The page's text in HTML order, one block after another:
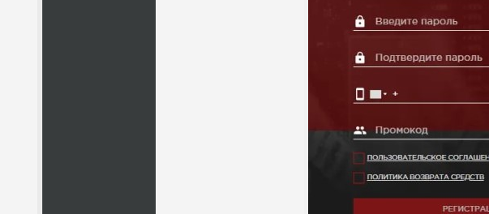
ЛЮБИТЕЛЯМ
СРЕДНИ
ПОДОЙДЕТ
НИЗКИЕ
ПОДОЙДЕТ
ВСЕМ